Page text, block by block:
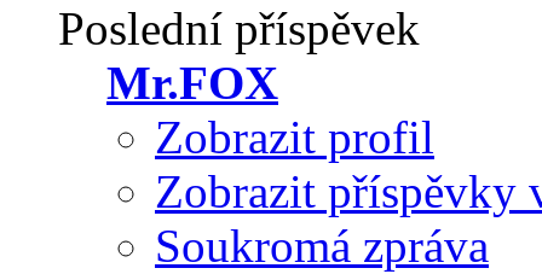
Poslední příspěvek
Mr.FOX
Zobrazit profil
Zobrazit příspěvky
Soukromá zpráva